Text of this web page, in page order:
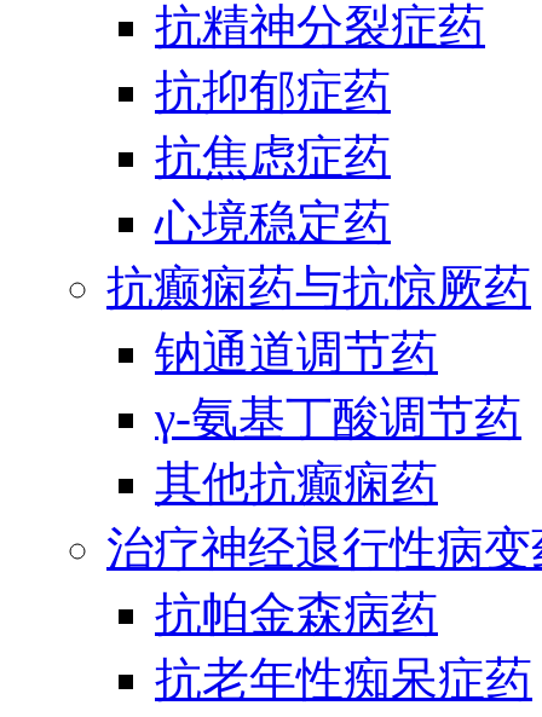
抗精神分裂症药
抗抑郁症药
抗焦虑症药
心境稳定药
抗癫痫药与抗惊厥药
钠通道调节药
γ-氨基丁酸调节药
其他抗癫痫药
治疗神经退行性病
抗帕金森病药
抗老年性痴呆症药